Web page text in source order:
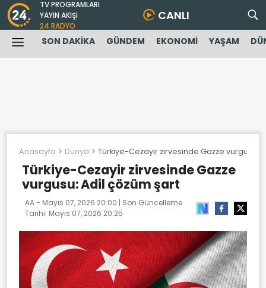
TV PROGRAMLARI
YAYIN AKIŞI
24 RADYO
CANLI
SON DAKİKA GÜNDEM EKONOMİ YAŞAM
Anasayfa Dunya Türkiye-Cezayir zirvesinde Gazze vurgusu:
Türkiye-Cezayir zirvesinde Gazze
vurgusu: Adil çözüm şart
AA - Mayıs 07, 2026 20:00 | Son Güncelleme
Tarihi: Mayıs 07, 2026 20:25